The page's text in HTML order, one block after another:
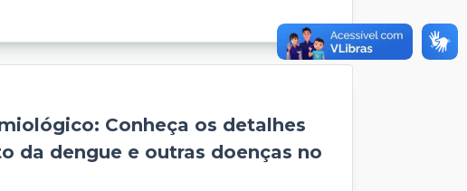
Conheça os detalhes
da dengue e outras doenças no